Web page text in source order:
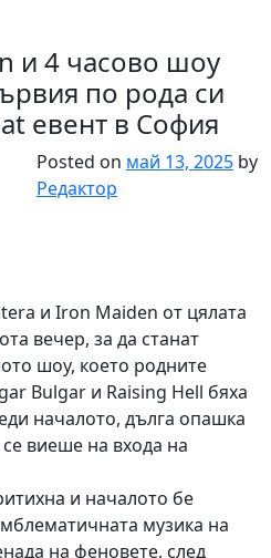
и 4 часово шоу
по рода си
евент в София
Posted on май 13, 2025 by
Редактор
и Iron Maiden от цялата
вечер, за да станат
шоу, което родните
Bulgar и Raising Hell бяха
началото, дълга опашка
виеше на входа на
и началото бе
музика на
на феновете, след